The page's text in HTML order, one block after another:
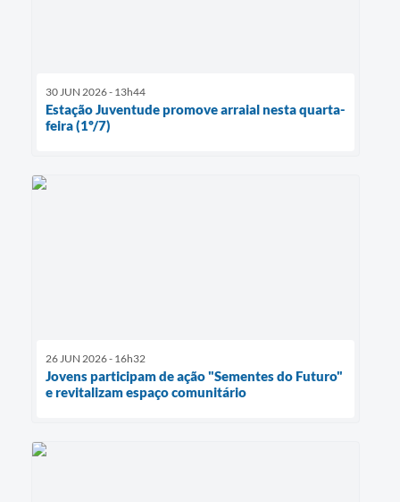
30 JUN 2026 - 13h44
Estação Juventude promove arraial nesta quarta-
feira (1º/7)
26 JUN 2026 - 16h32
Jovens participam de ação "Sementes do Futuro"
e revitalizam espaço comunitário